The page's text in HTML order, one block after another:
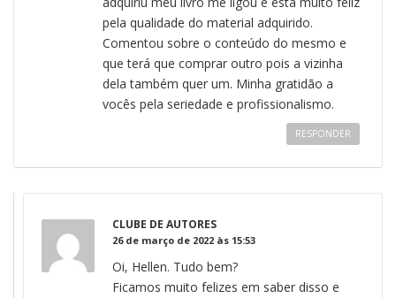
pela qualidade do material adquirido.
Comentou sobre o conteúdo do mesmo e
que terá que comprar outro pois a vizinha
dela também quer um. Minha gratidão a
vocês pela seriedade e profissionalismo.
RESPONDER
CLUBE DE AUTORES
26 de março de 2022 às 15:53
Oi, Hellen. Tudo bem?
Ficamos muito felizes em saber disso e